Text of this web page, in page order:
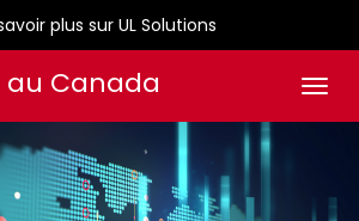
plus sur UL Solutions
au Canada